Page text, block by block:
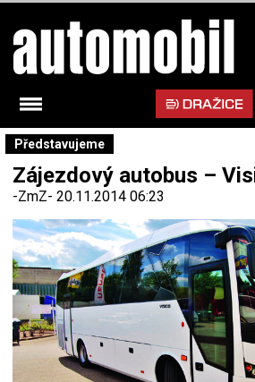
Představujeme
Zájezdový autobus –
-ZmZ- 20.11.2014 06:23